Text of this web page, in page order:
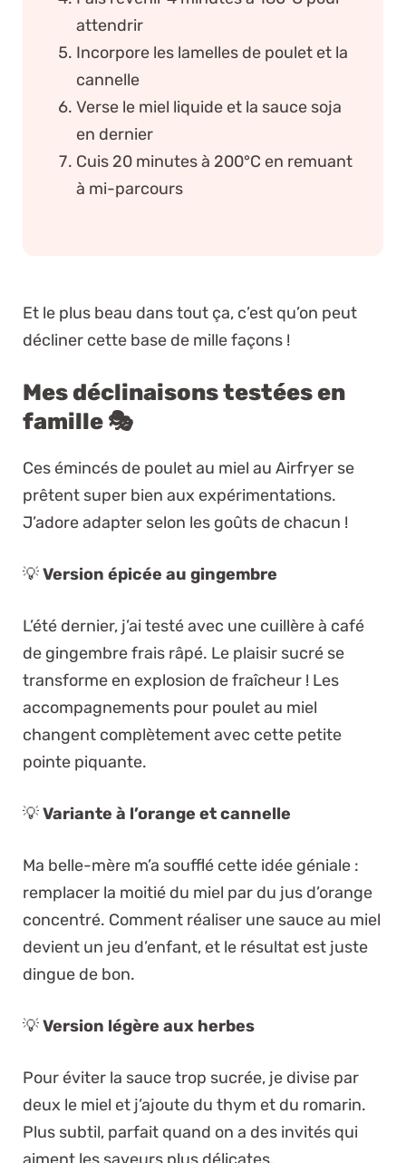
attendrir
Incorpore les lamelles de poulet et la
cannelle
Verse le miel liquide et la sauce soja
en dernier
Cuis 20 minutes à 200°C en remuant
à mi-parcours
Et le plus beau dans tout ça, c’est qu’on peut
décliner cette base de mille façons !
Mes déclinaisons testées en
famille 🎭
Ces émincés de poulet au miel au Airfryer se
prêtent super bien aux expérimentations.
J’adore adapter selon les goûts de chacun !
💡Version épicée au gingembre
L’été dernier, j’ai testé avec une cuillère à café
de gingembre frais râpé. Le plaisir sucré se
transforme en explosion de fraîcheur ! Les
accompagnements pour poulet au miel
changent complètement avec cette petite
pointe piquante.
💡Variante à l’orange et cannelle
Ma belle-mère m’a soufflé cette idée géniale :
remplacer la moitié du miel par du jus d’orange
concentré. Comment réaliser une sauce au miel
devient un jeu d’enfant, et le résultat est juste
dingue de bon.
💡Version légère aux herbes
Pour éviter la sauce trop sucrée, je divise par
deux le miel et j’ajoute du thym et du romarin.
Plus subtil, parfait quand on a des invités qui